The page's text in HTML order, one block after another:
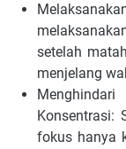
setelah
menjelang
Konsentrasi:
fokus hanya